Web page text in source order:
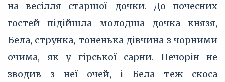
на весілля старшої дочки. До почесних
гостей підійшла молодша дочка князя,
Бела, струнка, тоненька дівчина з чорними
очима, як у гірської сарни. Печорін не
зводив з неї очей, і Бела теж скоса